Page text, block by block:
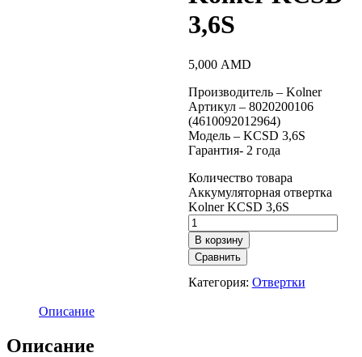
3,6S
5,000 AMD
Производитель – Kolner
Артикул – 8020200106
(4610092012964)
Модель – KCSD 3,6S
Гарантия- 2 года
Количество товара
Аккумуляторная отвертка
Kolner KCSD 3,6S
В корзину
Сравнить
Категория: Отвертки
Описание
Описание